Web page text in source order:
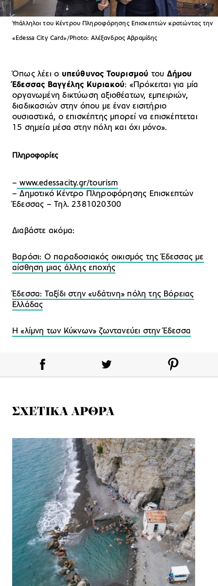
Υπάλληλοι του Κέντρου Πληροφόρησης Επισκεπτών κρατώντας την
«Edessa City Card»/Photo: Αλέξανδρος Αβραμίδης
Όπως λέει ο υπεύθυνος Τουρισμού του Δήμου
Έδεσσας Βαγγέλης Κυριακού: «Πρόκειται για μία
οργανωμένη δικτύωση αξιοθέατων, εμπειριών,
διαδικασιών στην όπου με έναν εισιτήριο
ουσιαστικά, ο επισκέπτης μπορεί να επισκέπτεται
15 σημεία μέσα στην πόλη και όχι μόνο».
Πληροφορίες
– www.edessacity.gr/tourism
– Δημοτικό Κέντρο Πληροφόρησης Επισκεπτών
Έδεσσας – Τηλ. 2381020300
Διαβάστε ακόμα:
Βαρόσι: O παραδοσιακός οικισμός της Έδεσσας με
αίσθηση μιας άλλης εποχής
Έδεσσα: Ταξίδι στην «υδάτινη» πόλη της Βόρειας
Ελλάδας
Η «λίμνη των Κύκνων» ζωντανεύει στην Έδεσσα
ΣΧΕΤΙΚΑ ΑΡΘΡΑ